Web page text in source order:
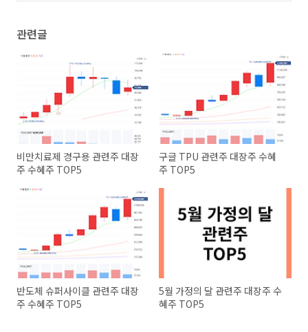
관련글
비만치료제 경구용 관련주 대장
주 수혜주 TOP5
구글 TPU 관련주 대장주 수혜
주 TOP5
반도체 슈퍼사이클 관련주 대장
주 수혜주 TOP5
5월 가정의 달 관련주 대장주 수
혜주 TOP5